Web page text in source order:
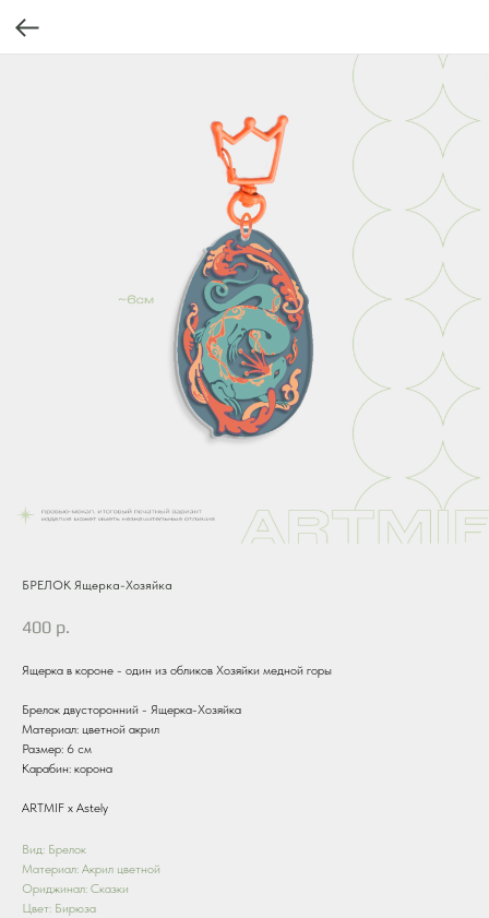
БРЕЛОК Ящерка-Хозяйка
400 р.
Ящерка в короне - один из обликов Хозяйки медной горы
Брелок двусторонний - Ящерка-Хозяйка
Материал: цветной акрил
Размер: 6 см
Карабин: корона
ARTMIF х Astely
Вид: Брелок
Материал: Акрил цветной
Ориджинал: Сказки
Цвет: Бирюза